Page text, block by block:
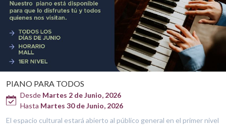
PIANO PARA TODOS
Desde Martes 2 de Junio, 2026
Hasta Martes 30 de Junio, 2026
El espacio cultural estará abierto al público general en el primer nivel